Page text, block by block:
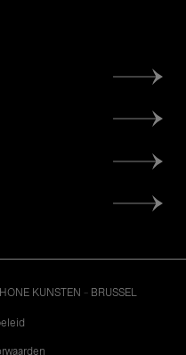
KUNSTEN - BRUSSEL